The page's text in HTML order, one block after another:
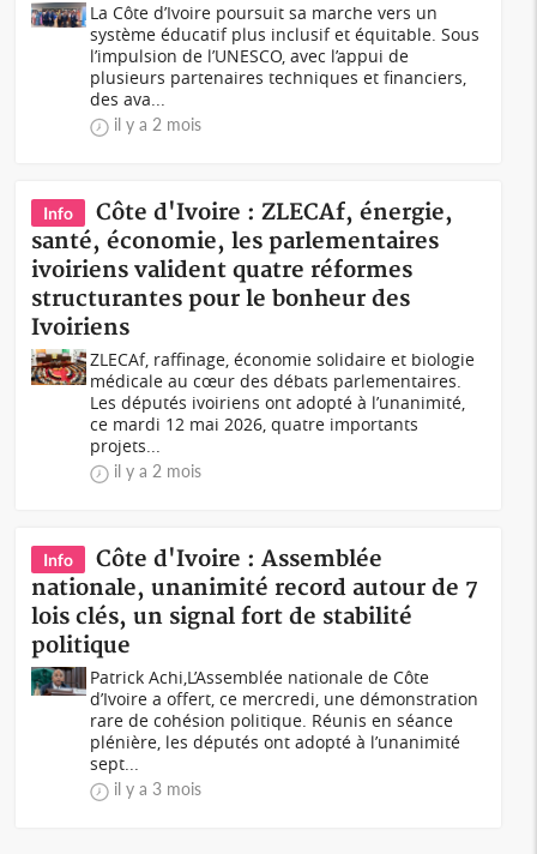
La Côte d’Ivoire poursuit sa marche vers un
système éducatif plus inclusif et équitable. Sous
l’impulsion de l’UNESCO, avec l’appui de
plusieurs partenaires techniques et financiers,
des ava...
il y a 2 mois
Info
Côte d'Ivoire : ZLECAf, énergie,
santé, économie, les parlementaires
ivoiriens valident quatre réformes
structurantes pour le bonheur des
Ivoiriens
ZLECAf, raffinage, économie solidaire et biologie
médicale au cœur des débats parlementaires.
Les députés ivoiriens ont adopté à l’unanimité,
ce mardi 12 mai 2026, quatre importants
projets...
il y a 2 mois
Info
Côte d'Ivoire : Assemblée
nationale, unanimité record autour de 7
lois clés, un signal fort de stabilité
politique
Patrick Achi,L’Assemblée nationale de Côte
d’Ivoire a offert, ce mercredi, une démonstration
rare de cohésion politique. Réunis en séance
plénière, les députés ont adopté à l’unanimité
sept...
il y a 3 mois